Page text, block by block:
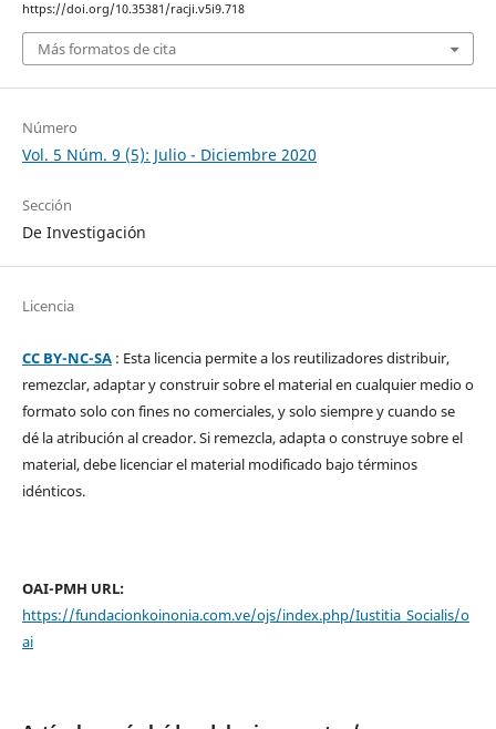
https://doi.org/10.35381/racji.v5i9.718
Más formatos de cita
Número
Vol. 5 Núm. 9 (5): Julio - Diciembre 2020
Sección
De Investigación
Licencia
CC BY-NC-SA: Esta licencia permite a los reutilizadores distribuir,
remezclar, adaptar y construir sobre el material en cualquier medio o
formato solo con fines no comerciales, y solo siempre y cuando se
dé la atribución al creador. Si remezcla, adapta o construye sobre el
material, debe licenciar el material modificado bajo términos
idénticos.
OAI-PMH URL:
https://fundacionkoinonia.com.ve/ojs/index.php/Iustitia_Socialis/o
ai